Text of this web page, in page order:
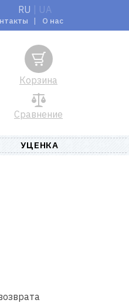
RU UA
О нас
Сравнение
Корзина
УЦЕНКА